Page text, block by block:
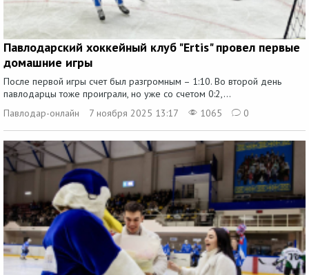
Павлодарский хоккейный клуб "Ertis" провел первые
домашние игры
После первой игры счет был разгромным – 1:10. Во второй день
павлодарцы тоже проиграли, но уже со счетом 0:2,...
Павлодар-онлайн
7 ноября 2025 13:17 1065 0